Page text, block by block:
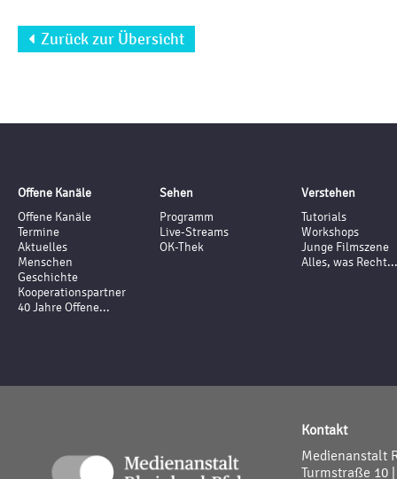
Zurück zur Übersicht
Offene Kanäle
Offene Kanäle
Termine
Aktuelles
Menschen
Geschichte
Kooperationspartner
40 Jahre Offene...
Sehen
Programm
Live-Streams
OK-Thek
Verstehen
Tutorials
Workshops
Junge Filmszene
Alles, was Recht...
Kontakt
Medienanstalt
Turmstraße 10